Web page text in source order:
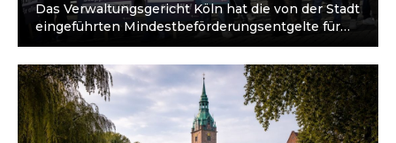
Das Verwaltungsgericht Köln hat die von der Stadt
eingeführten Mindestbeförderungsentgelte für
Mietwagen in einem Eilverfahren beanstandet.
Neben formalen Fragen äußerte…